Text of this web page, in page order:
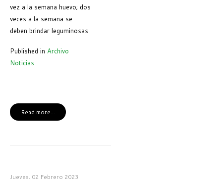
vez a la semana huevo; dos
veces a la semana se
deben brindar leguminosas
Published in Archivo
Noticias
Read more...
Jueves, 02 Febrero 2023